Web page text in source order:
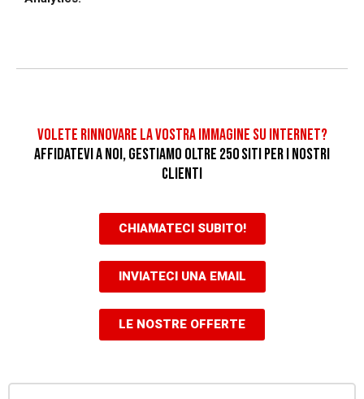
VOLETE RINNOVARE LA VOSTRA IMMAGINE SU INTERNET?
AFFIDATEVI A NOI, GESTIAMO OLTRE 250 SITI PER I NOSTRI
CLIENTI
CHIAMATECI SUBITO!
INVIATECI UNA EMAIL
LE NOSTRE OFFERTE